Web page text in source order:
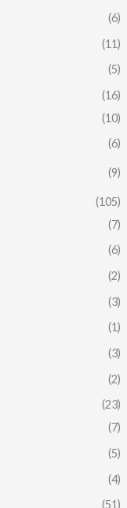
(6)
(11)
(5)
(16)
(10)
(6)
(9)
(105)
(7)
(6)
(2)
(3)
(1)
(3)
(2)
(23)
(7)
(5)
(4)
(51)